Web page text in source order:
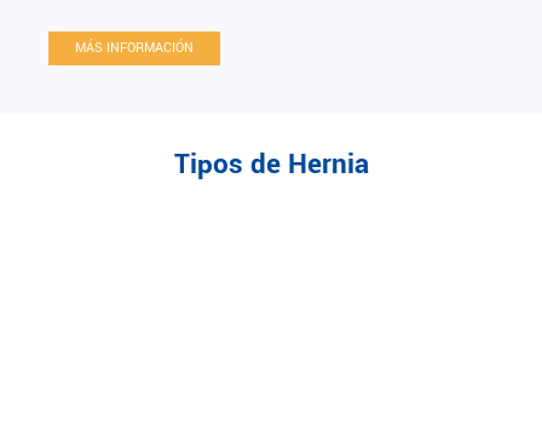
MÁS INFORMACIÓN
Tipos de Hernia